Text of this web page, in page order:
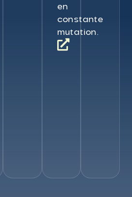
en
constante
mutation.